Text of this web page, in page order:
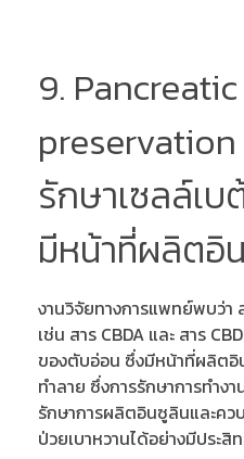
9.
รักษาเซลล์เ
มีหน้าที่ผลิตอิ
งานวิจัยทางการแพทย์พบว่
เช่น สาร CBDA และ สาร
ของตับอ่อน ซึ่งมีหน้าที่ผลิตอิ
ทำลาย ซึ่งการรักษาการทำง
รักษาการผลิตอินซูลินและคว
ป่วยเบาหวานได้อย่างมีประ